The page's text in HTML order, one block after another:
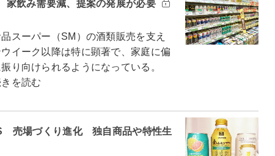
飲み需要減、提案の発展が必要
スーパー（SM）の酒類販売を支え
イーク以降は特に顕著で、家庭に偏
振り向けられるようになっている。
を読む
売場づくり進化 独自商品や特性生